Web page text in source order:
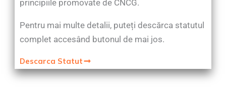
principiile promovate de CNCG.
Pentru mai multe detalii, puteți descărca statutul
complet accesând butonul de mai jos.
Descarca Statut